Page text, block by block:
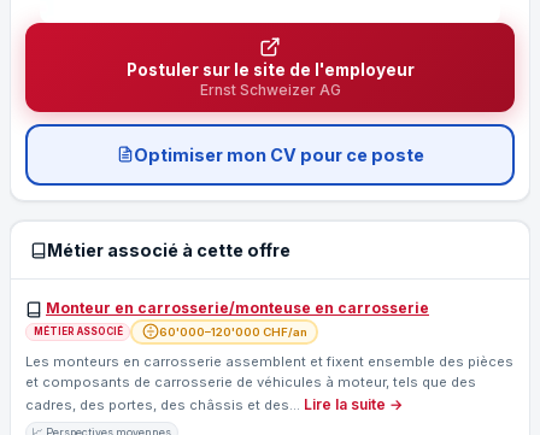
Postuler sur le site de l'employeur
Ernst Schweizer AG
Optimiser mon CV pour ce poste
Métier associé à cette offre
Monteur en carrosserie/monteuse en carrosserie
MÉTIER ASSOCIÉ 60'000–120'000 CHF/an
Les monteurs en carrosserie assemblent et fixent ensemble des pièces
et composants de carrosserie de véhicules à moteur, tels que des
cadres, des portes, des châssis et des… Lire la suite →
📈 Perspectives moyennes